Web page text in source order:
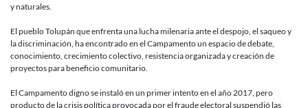
y naturales.
El pueblo Tolupán que enfrenta una lucha milenaria ante el despojo, el saqueo y
la discriminación, ha encontrado en el Campamento un espacio de debate,
conocimiento, crecimiento colectivo, resistencia organizada y creación de
proyectos para beneficio comunitario.
El Campamento digno se instaló en un primer intento en el año 2017, pero
producto de la crisis política provocada por el fraude electoral suspendió las